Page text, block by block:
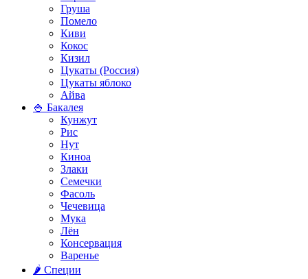
Груша
Помело
Киви
Кокос
Кизил
Цукаты (Россия)
Цукаты яблоко
Айва
🍚 Бакалея
Кунжут
Рис
Нут
Киноа
Злаки
Семечки
Фасоль
Чечевица
Мука
Лён
Консервация
Варенье
🌶️ Специи